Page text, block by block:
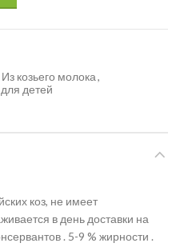
Из козьего молока,
детей
коз, не имеет
в день доставки на
. 5-9 % жирности .